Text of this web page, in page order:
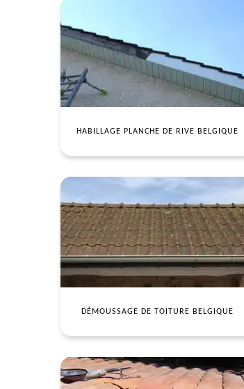
HABILLAGE PLANCHE DE RIVE BELGIQUE
DÉMOUSSAGE DE TOITURE BELGIQUE